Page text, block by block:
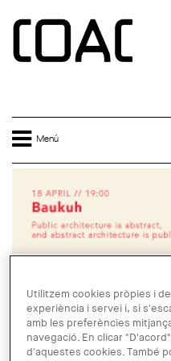
Menú
Utilitzem cookies pròpies i
experiència i servei i, si
amb les preferències
navegació. En clicar
d'aquestes cookies. També